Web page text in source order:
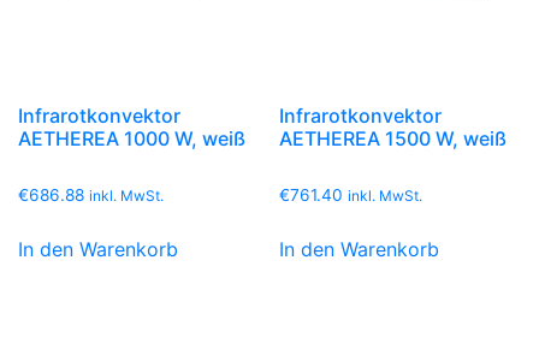
Infrarotkonvektor
AETHEREA 1000 W, weiß
€686.88 inkl. MwSt.
In den Warenkorb
Infrarotkonvektor
AETHEREA 1500 W, weiß
€761.40 inkl. MwSt.
In den Warenkorb